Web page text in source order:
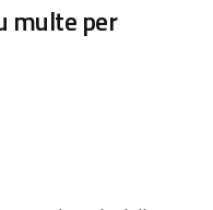
multe per